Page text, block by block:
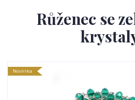
Růženec se
Novinka